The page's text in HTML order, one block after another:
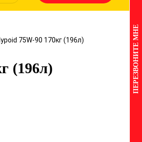
75W-90 170кг (196л)
(196л) ПЕРЕЗВОНИТЕ МНЕ